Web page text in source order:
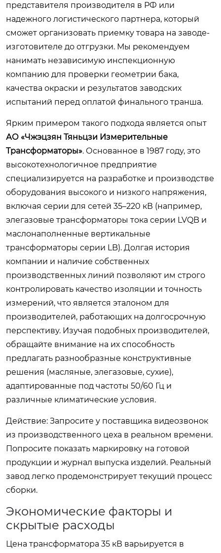
представителя производителя в РФ или
надежного логистического партнера, который
сможет организовать приемку товара на заводе-
изготовителе до отгрузки. Мы рекомендуем
нанимать независимую инспекционную
компанию для проверки геометрии бака,
качества окраски и результатов заводских
испытаний перед оплатой финального транша.
Ярким примером такого подхода является опыт
АО «Чжэцзян Тяньцзи Измерительные
Трансформаторы». Основанное в 1987 году, это
высокотехнологичное предприятие
специализируется на разработке и производстве
оборудования высокого и низкого напряжения,
включая серии для сетей 35–220 кВ (например,
элегазовые трансформаторы тока серии LVQB и
маслонаполненные вертикальные
трансформаторы серии LB). Долгая история
компании и наличие собственных
производственных линий позволяют им строго
контролировать качество изоляции и точность
измерений, что является эталоном для
производителей, работающих на долгосрочную
перспективу. Изучая подобных производителей,
обращайте внимание на их способность
предлагать разнообразные конструктивные
решения (масляные, элегазовые, сухие),
адаптированные под частоты 50/60 Гц и
различные климатические условия.
Действие: Запросите у поставщика видеозвонок
из производственного цеха в реальном времени.
Попросите показать маркировку на готовой
продукции и журнал выпуска изделий. Реальный
завод легко продемонстрирует текущий процесс
сборки.
Экономические факторы и
скрытые расходы
Цена трансформатора 35 кВ варьируется в